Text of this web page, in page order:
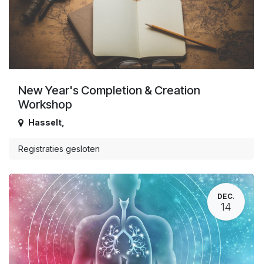
New Year's Completion & Creation
Workshop
Hasselt
Registraties gesloten
DEC.
14